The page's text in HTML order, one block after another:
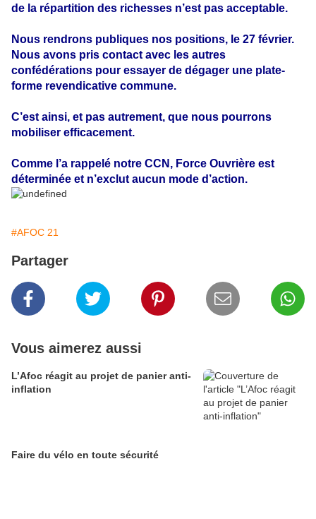
de la répartition des richesses n’est pas acceptable.
Nous rendrons publiques nos positions, le 27 février.
Nous avons pris contact avec les autres
confédérations pour essayer de dégager une plate-
forme revendicative commune.
C’est ainsi, et pas autrement, que nous pourrons
mobiliser efficacement.
Comme l’a rappelé notre CCN, Force Ouvrière est
déterminée et n’exclut aucun mode d’action.
#AFOC 21
Partager
Vous aimerez aussi
L’Afoc réagit au projet de panier anti-
inflation
Faire du vélo en toute sécurité